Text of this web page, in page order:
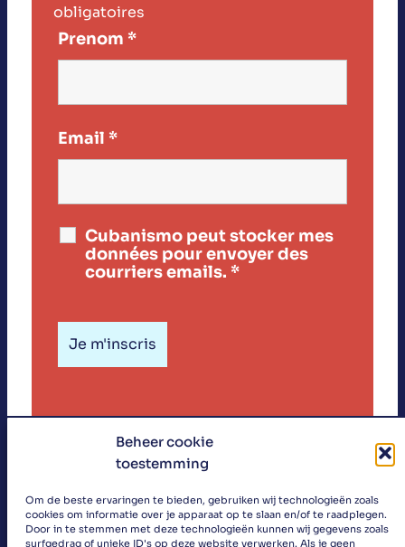
Beheer cookie
toestemming
Om de beste ervaringen te bieden, gebruiken wij technologieën zoals
cookies om informatie over je apparaat op te slaan en/of te raadplegen.
Door in te stemmen met deze technologieën kunnen wij gegevens zoals
surfgedrag of unieke ID's op deze website verwerken. Als je geen
obligatoires
Prenom *
Email *
Cubanismo peut stocker mes
données pour envoyer des
courriers emails. *
»